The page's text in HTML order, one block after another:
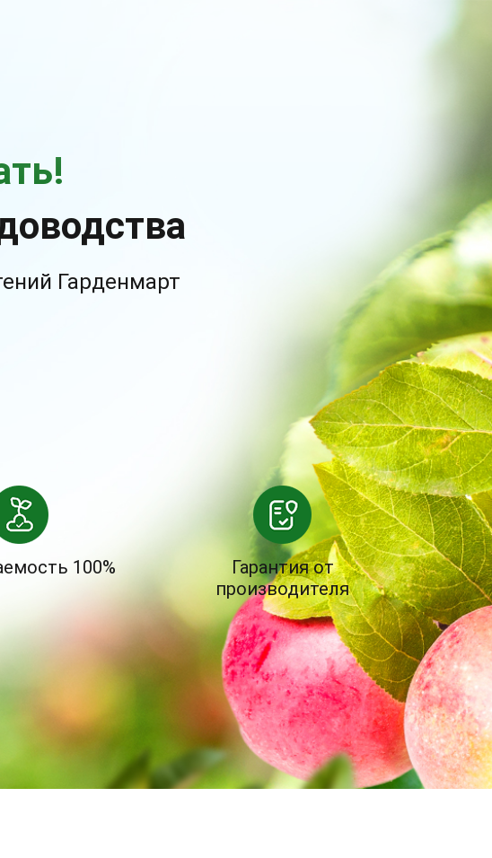
Гарденмарт
100%
Гарантия от
производителя